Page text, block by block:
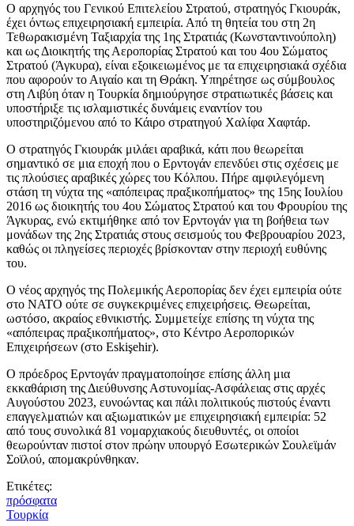
Ο αρχηγός του Γενικού Επιτελείου Στρατού, στρατηγός Γκιουράκ,
έχει όντως επιχειρησιακή εμπειρία. Από τη θητεία του στη 2η
Τεθωρακισμένη Ταξιαρχία της 1ης Στρατιάς (Κωνσταντινούπολη)
και ως Διοικητής της Αεροπορίας Στρατού και του 4ου Σώματος
Στρατού (Άγκυρα), είναι εξοικειωμένος με τα επιχειρησιακά σχέδια
που αφορούν το Αιγαίο και τη Θράκη. Υπηρέτησε ως σύμβουλος
στη Λιβύη όταν η Τουρκία δημιούργησε στρατιωτικές βάσεις και
υποστήριξε τις ισλαμιστικές δυνάμεις εναντίον του
υποστηριζόμενου από το Κάιρο στρατηγού Χαλίφα Χαφτάρ.
Ο στρατηγός Γκιουράκ μιλάει αραβικά, κάτι που θεωρείται
σημαντικό σε μια εποχή που ο Ερντογάν επενδύει στις σχέσεις με
τις πλούσιες αραβικές χώρες του Κόλπου. Πήρε αμφιλεγόμενη
στάση τη νύχτα της «απόπειρας πραξικοπήματος» της 15ης Ιουλίου
2016 ως διοικητής του 4ου Σώματος Στρατού και του Φρουρίου της
Άγκυρας, ενώ εκτιμήθηκε από τον Ερντογάν για τη βοήθεια των
μονάδων της 2ης Στρατιάς στους σεισμούς του Φεβρουαρίου 2023,
καθώς οι πληγείσες περιοχές βρίσκονταν στην περιοχή ευθύνης
του.
Ο νέος αρχηγός της Πολεμικής Αεροπορίας δεν έχει εμπειρία ούτε
στο ΝΑΤΟ ούτε σε συγκεκριμένες επιχειρήσεις. Θεωρείται,
ωστόσο, ακραίος εθνικιστής. Συμμετείχε επίσης τη νύχτα της
«απόπειρας πραξικοπήματος», στο Κέντρο Αεροπορικών
Επιχειρήσεων (στο Eskişehir).
Ο πρόεδρος Ερντογάν πραγματοποίησε επίσης άλλη μια
εκκαθάριση της Διεύθυνσης Αστυνομίας-Ασφάλειας στις αρχές
Αυγούστου 2023, ευνοώντας και πάλι πολιτικούς πιστούς έναντι
επαγγελματιών και αξιωματικών με επιχειρησιακή εμπειρία: 52
από τους συνολικά 81 νομαρχιακούς διευθυντές, οι οποίοι
θεωρούνταν πιστοί στον πρώην υπουργό Εσωτερικών Σουλεϊμάν
Σοϊλού, απομακρύνθηκαν.
Ετικέτες:
πρόσφατα
Τουρκία